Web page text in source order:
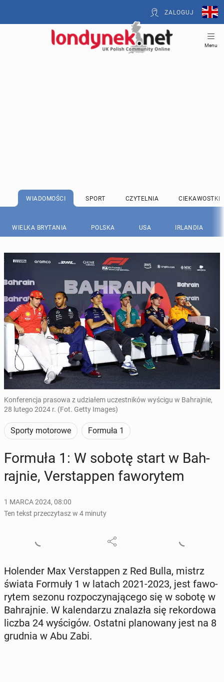
ZALOGUJ
Menu
WIADOMOŚCI SPORT CZYTELNIA CIEKAWOSTKI
WIELKA BRYTANIA POLSKA USA IRLANDIA
Konferencja prasowa z udziałem uczestników wyścigu w Bahrajnie,
28 lutego 2024 r. (Fot. Getty Images)
Sporty motorowe Formuła 1
Formuła 1: W sobotę start w Bah­
raj­nie, Ver­stap­pen fa­wo­ry­tem
1 MARCA 2024, 08:00
Ten tekst przeczytasz w 4 minuty
Ho­len­der Max Ver­stap­pen z Red Bulla, mistrz
świata Formuły 1 w latach 2021-2023, jest fa­wo­
ry­tem sezonu roz­po­czy­na­ją­ce­go się w sobotę w
Bah­raj­nie. W ka­len­da­rzu zna­la­zła się re­kor­do­wa
liczba 24 wy­ści­gów. Ostatni pla­no­wa­ny jest na 8
grudnia w Abu Zabi.